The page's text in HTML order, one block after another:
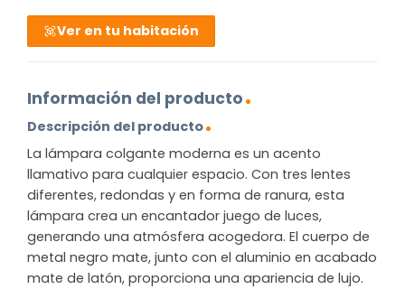
Ver en tu habitación
Información del producto
Descripción del producto
La lámpara colgante moderna es un acento
llamativo para cualquier espacio. Con tres lentes
diferentes, redondas y en forma de ranura, esta
lámpara crea un encantador juego de luces,
generando una atmósfera acogedora. El cuerpo de
metal negro mate, junto con el aluminio en acabado
mate de latón, proporciona una apariencia de lujo.